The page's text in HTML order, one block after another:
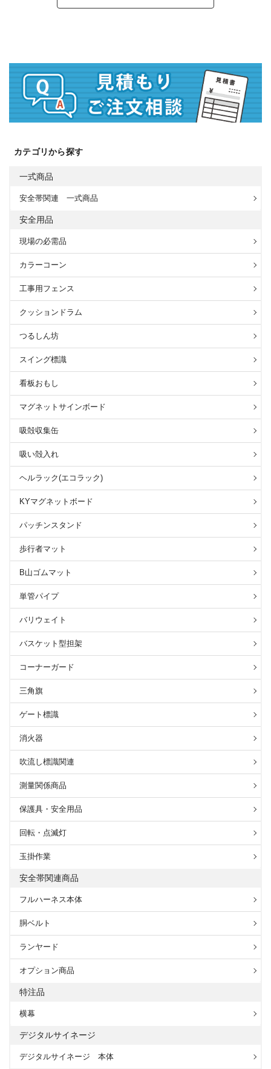
カテゴリから探す
一式商品
安全帯関連 一式商品
安全用品
現場の必需品
カラーコーン
工事用フェンス
クッションドラム
つるしん坊
スイング標識
看板おもし
マグネットサインボード
吸殻収集缶
吸い殻入れ
ヘルラック(エコラック)
KYマグネットボード
パッチンスタンド
歩行者マット
B山ゴムマット
単管パイプ
バリウェイト
バスケット型担架
コーナーガード
三角旗
ゲート標識
消火器
吹流し標識関連
測量関係商品
保護具・安全用品
回転・点滅灯
玉掛作業
安全帯関連商品
フルハーネス本体
胴ベルト
ランヤード
オプション商品
特注品
横幕
デジタルサイネージ
デジタルサイネージ 本体